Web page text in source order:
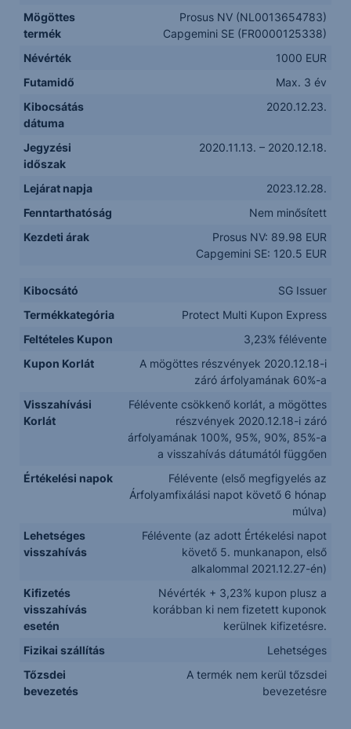
Mögöttes
termék
Prosus NV (NL0013654783)
Capgemini SE (FR0000125338)
Névérték
1000 EUR
Futamidő
Max. 3 év
Kibocsátás
dátuma
2020.12.23.
Jegyzési
időszak
2020.11.13. – 2020.12.18.
Lejárat napja
2023.12.28.
Fenntarthatóság
Nem minősített
Kezdeti árak
Prosus NV: 89.98 EUR
Capgemini SE: 120.5 EUR
Kibocsátó
SG Issuer
Termékkategória
Protect Multi Kupon Express
Feltételes Kupon
3,23% félévente
Kupon Korlát
A mögöttes részvények 2020.12.18-i
záró árfolyamának 60%-a
Visszahívási
Korlát
Félévente csökkenő korlát, a mögöttes
részvények 2020.12.18-i záró
árfolyamának 100%, 95%, 90%, 85%-a
a visszahívás dátumától függően
Értékelési napok
Félévente (első megfigyelés az
Árfolyamfixálási napot követő 6 hónap
múlva)
Lehetséges
visszahívás
Félévente (az adott Értékelési napot
követő 5. munkanapon, első
alkalommal 2021.12.27-én)
Kifizetés
visszahívás
esetén
Névérték + 3,23% kupon plusz a
korábban ki nem fizetett kuponok
kerülnek kifizetésre.
Fizikai szállítás
Lehetséges
Tőzsdei
bevezetés
A termék nem kerül tőzsdei
bevezetésre